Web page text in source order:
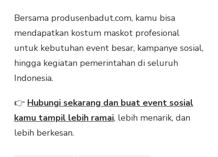
Bersama produsenbadut.com, kamu bisa
mendapatkan kostum maskot profesional
untuk kebutuhan event besar, kampanye sosial,
hingga kegiatan pemerintahan di seluruh
Indonesia.
👉 Hubungi sekarang dan buat event sosial
kamu tampil lebih ramai, lebih menarik, dan
lebih berkesan.